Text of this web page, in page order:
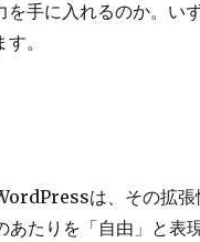
手に入れるのか。い
。
は、その拡
たりを「自由」と表